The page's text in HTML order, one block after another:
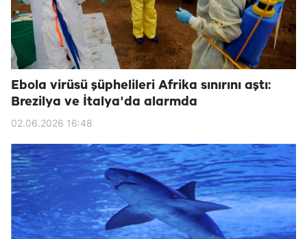
Ebola virüsü şüphelileri Afrika sınırını aştı:
Brezilya ve İtalya'da alarmda
02.06.2026 16:48